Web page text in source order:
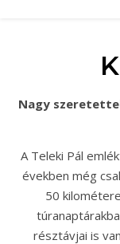
Nagy szeretettel köszöntünk a Teleki Pál emléktúrák
A Teleki Pál
években még
50
résztávjai is